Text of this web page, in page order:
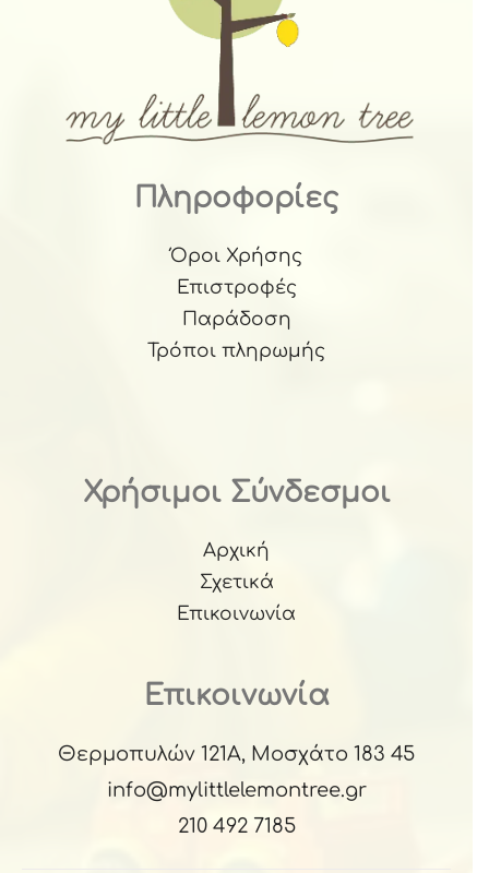
Πληροφορίες
Όροι Χρήσης
Επιστροφές
Παράδοση
Τρόποι πληρωμής
Χρήσιμοι Σύνδεσμοι
Αρχική
Σχετικά
Επικοινωνία
Επικοινωνία
Θερμοπυλών 121Α, Μοσχάτο 183 45
info@mylittlelemontree.gr
210 492 7185